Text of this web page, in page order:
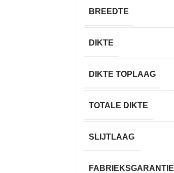
BREEDTE
DIKTE
DIKTE TOPLAAG
TOTALE DIKTE
SLIJTLAAG
FABRIEKSGARANTIE